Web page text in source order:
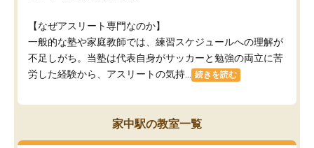
【なぜアスリート専門なのか】
一般的な塾や家庭教師では、練習スケジュールへの理解が
不足しがち。当塾は代表自身がサッカーと勉強の両立に苦
労した経験から、アスリートの気持...
続きを読む
家中駅の教室一覧